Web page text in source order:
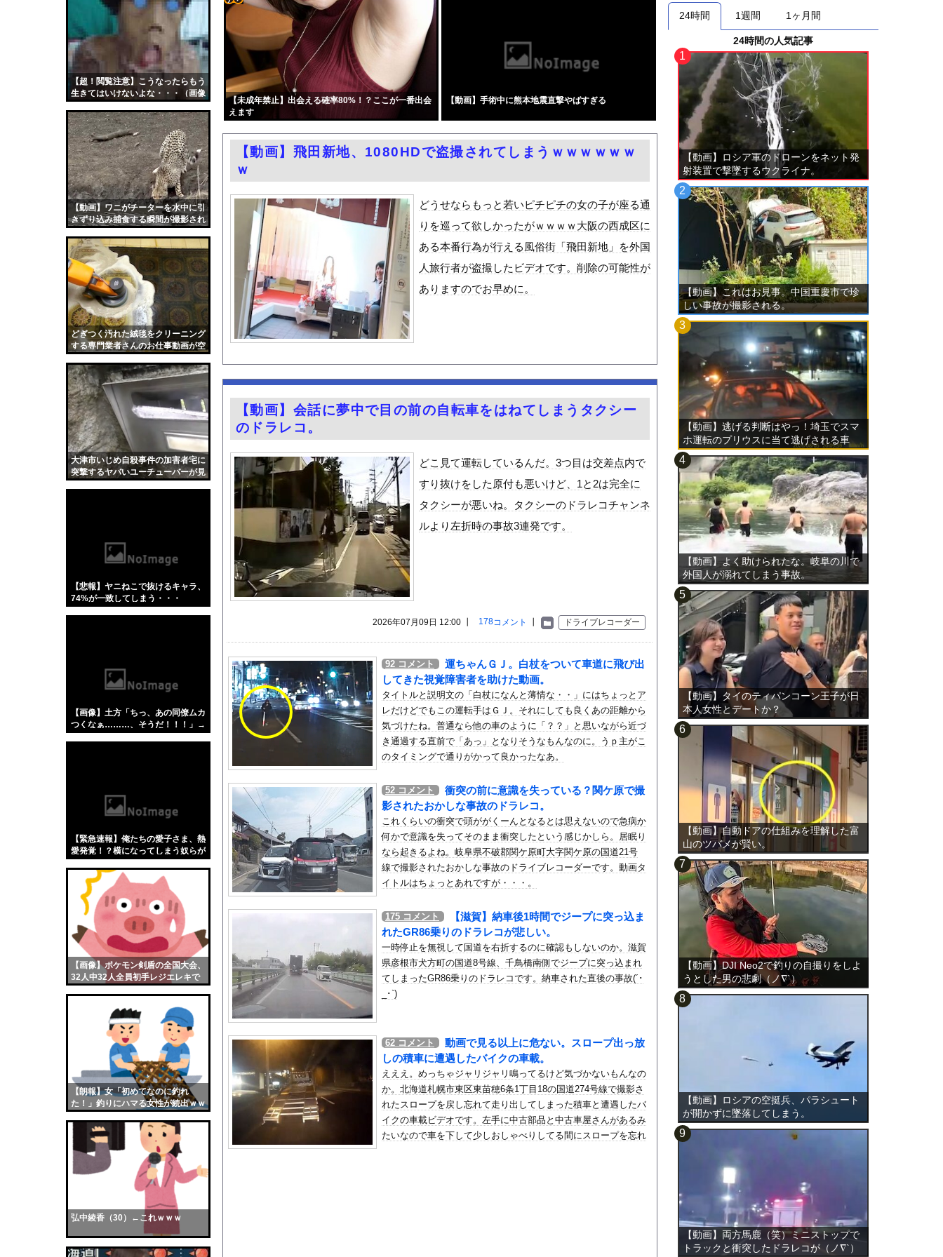
【超！閲覧注意】こうなったらもう
生きてはいけないよな・・・（画像
【動画】ワニがチーターを水中に引
きずり込み捕食する瞬間が撮影され
どぎつく汚れた絨毯をクリーニング
する専門業者さんのお仕事動画が空
大津市いじめ自殺事件の加害者宅に
突撃するヤバいユーチューバーが見
【悲報】ヤニねこで抜けるキャラ、
74%が一致してしまう・・・
【画像】土方「ちっ、あの同僚ムカ
つくなぁ………、そうだ！！！」→
【緊急速報】俺たちの愛子さま、熱
愛発覚！？横になってしまう奴らが
【画像】ポケモン剣盾の全国大会、
32人中32人全員初手レジエレキで
【朗報】女「初めてなのに釣れ
た！」釣りにハマる女性が続出ｗｗ
弘中綾香（30）←これｗｗｗ
【画像】みいちゃんと山田さん、日本の警察なめすぎで炎上ｗｗｗｗwｗｗｗｗｗｗｗｗｗ
中国の農村で横暴を働く官吏一家を殺害した男、指名手配されて警察が追跡するも農民が追い...
エロ漫画『黒髪女子をとにかく愛でたい』をrawやhitomiを使わずに無料で読む方法...
【悲報】国民民主党代表選、玉木雄一郎氏と30歳若手の一騎打ちへ → 榛葉幹事長の不出...
ビニールハウスからシャインマスカット約200房を盗んだ無職の男逮捕 岡山
【第4弾】FANZA「50％OFFキャンペーン」開催！遂に明日10時まで！まだ間に合...
富裕層の｢ペット離れ｣が止まらない・・・
「撃たれても撃っちゃイカン」警視庁OBが明かす拳銃使用の葛藤…河内長野「2発で射殺」...
元子役の紫堂るいの競泳水着おっぱいポロリ具合がエロい
【ニュース】韓国メディア「幻となった女性天皇。日本皇族に韓半島の男の血が入る可能性が...
中国「大豪雨！」三峡ダム「基礎部分破損」中国「全力放流！」台風13号「中国上陸予測」...
職場の人妻と不倫をして、ついに、、、
韓国国会、サッカー前代表監督を追及「なぜ負けたのか」
日本旅行キャンセルすべきか…1万年ぶり史上最大級の火山の兆し＝韓国の反応
うちのネコが目の前にいた。私が上に物を投げるフリをする → 猫はこうなります…
【長野】安曇野市と大町市で土砂崩落 山中の道路が寸断 宿泊客や登山客など計400人近...
萌え萌え可愛いグラドル佐々木萌香のエロ尻を堪能する旅行に行きたいよな！
【画像】男の娘で抜いたら濃いのが出た
【画像】イオンでカップヌードル詰め放題開催中www
誤って脳幹を摘出された女性､重篤な植物状態だが､意識は正常で何かを思考していると判明...
3大盆休みの害悪車「常時ハイビームマン」「車間ベタ付けマン」「法定速度絶対遵守マン」
シカさん 凄まじい食欲でひまわり畑を全滅させ福島県の祭りを中止に追い込む
齋藤陽アナ ベルトで締め付けられる胸元！！【GIF動画あり】
『薬屋のひとりごと』30話感想 診療所の女官からの呼び出し！水晶宮大荒れ！
シカ「全部喰った」 祭り中止
ガチの釣り初心者なんやが、始めるまでのロードマップ教えてくれ
井上晴美、乳首ヘアヌードや濡れ場おっぱいがエロ過ぎる！人生最後のラスト写真集、最高！...
【Xの車窓から】オービスかと思ったら野生の炊飯器で草 ほか
【衝撃】「かわいい虫」ランキング、ついに発表される
【盗撮】 日本の花嫁のウェディングドレス着替え動画、とんでもない神乳だと海外で話題に
【今はやってない】審判への性接待疑惑…大韓サッカー協会が声明「現在は一切発生していな...
【画像】 テレ朝の気象予報士さん、意外と小さかった
【J1第1節 柏×水戸】 柏は垣田先制弾＆小泉ミドルで新シーズンを白星スタート！後半...
バイトを終えて帰ろうとして携帯をロッカールームに忘れたのを思い出して戻った すると私...
『名探偵プリキュア！』28話感想 新たな怪盗、デッチ・アゲイン登場
琵琶湖三市同時花火大会、開催中止を発表 場所時刻不明・許可なし・交通整理なし・市が関...
医者「麻酔かけますよ」 ワイ（全身麻酔に耐えて見せる！うおおおおおお！！！！）→
世帯年収1000万「豊かな暮らしなんかできません！！！」他
ウクライナがモスクワに向けて初の弾道ミサイルを発射か？！
【画像】エチビデ女優さん、番組の企画でハッスルしすぎてしまうｗｗｗｗｗｗ
高崎春アナ お尻に下着が浮き出てしまうハプニング！！
【悲報】韓国、ロシアウクライナ戦争に参戦へ！！！
【朗報】スティーブ・ジョブズ、鎌倉仏教を発明する
トー横キッズ、大人に失望してしまう「具体的に何もしてくれなくて傷つく」
【画像】おまえらくんの机がこの女の子の椅子にされてたらｗｗｗ
【画像】この女優さん、可愛すぎる
【朗報】齋藤飛鳥、前屈みで完全に見えてる動画が拡散されてしまう…
海外「日本よ、お前がナンバーワンだ」 熊本地震直後の日本の対応のスピードに世界が衝撃
勇気を出して白人美女にチン凸したアジア人短小男
、爆笑されてしまうｗｗｗ
10年もの間浮気してた嫁。まさかと思い長男のDNA鑑定をするがいいな？と問うと、元嫁...
ウクライナ侵攻以降、ロシア軍兵士のHIV感染が2000％急増…ウクライナメディア！
【配信者】「金バエ」のSNS更新が1週間途絶え、様々な憶測が飛び交う。1週間ぶりの投...
【画像】女の子「危機管理フォーーーーム！！！」
【未成年禁止】出会える確率80%！？ここが一番出会
えます
【動画】手術中に熊本地震直撃やばすぎる
コテ
リン
- 固
ンク
自動
更新
【動画】飛田新地、1080HDで盗撮されてしまうｗｗｗｗｗｗ
ｗ
どうせならもっと若いピチピチの女の子が座る通
りを巡って欲しかったがｗｗｗｗ大阪の西成区に
ある本番行為が行える風俗街「飛田新地」を外国
人旅行者が盗撮したビデオです。削除の可能性が
ありますのでお早めに。
【動画】会話に夢中で目の前の自転車をはねてしまうタクシー
のドラレコ。
どこ見て運転しているんだ。3つ目は交差点内で
すり抜けをした原付も悪いけど、1と2は完全に
タクシーが悪いね。タクシーのドラレコチャンネ
ルより左折時の事故3連発です。
ドライブレコーダー
178コメント
2026年07月09日 12:00 ┃
92 コメント
運ちゃんＧＪ。白杖をついて車道に飛び出
してきた視覚障害者を助けた動画。
タイトルと説明文の「白杖になんと薄情な・・」にはちょっとア
レだけどでもこの運転手はＧＪ。それにしても良くあの距離から
気づけたね。普通なら他の車のように「？？」と思いながら近づ
き通過する直前で「あっ」となりそうなもんなのに。うｐ主がこ
のタイミングで通りがかって良かったなあ。
52 コメント
衝突の前に意識を失っている？関ケ原で撮
影されたおかしな事故のドラレコ。
これくらいの衝突で頭ががくーんとなるとは思えないので急病か
何かで意識を失ってそのまま衝突したという感じかしら。居眠り
なら起きるよね。岐阜県不破郡関ケ原町大字関ケ原の国道21号
線で撮影されたおかしな事故のドライブレコーダーです。動画タ
イトルはちょっとあれですが・・・。
175 コメント
【滋賀】納車後1時間でジープに突っ込ま
れたGR86乗りのドラレコが悲しい。
一時停止を無視して国道を右折するのに確認もしないのか。滋賀
県彦根市犬方町の国道8号線、千鳥橋南側でジープに突っ込まれ
てしまったGR86乗りのドラレコです。納車された直後の事故(´･
_･`)
62 コメント
動画で見る以上に危ない。スロープ出っ放
しの積車に遭遇したバイクの車載。
えええ。めっちゃジャリジャリ鳴ってるけど気づかないもんなの
か。北海道札幌市東区東苗穂6条1丁目18の国道274号線で撮影さ
れたスロープを戻し忘れて走り出してしまった積車と遭遇したバ
イクの車載ビデオです。左手に中古部品と中古車屋さんがあるみ
たいなので車を下して少しおしゃべりしてる間にスロープを忘れ
24時間 1週間 1ヶ月間
24時間の人気記事
【動画】ロシア軍のドローンをネット発
射装置で撃墜するウクライナ。
【動画】これはお見事。中国重慶市で珍
しい事故が撮影される。
【動画】逃げる判断はやっ！埼玉でスマ
ホ運転のプリウスに当て逃げされる車
載。
【動画】よく助けられたな。岐阜の川で
外国人が溺れてしまう事故。
【動画】タイのティパンコーン王子が日
本人女性とデートか？
【動画】自動ドアの仕組みを理解した富
山のツバメが賢い。
【動画】DJI Neo2で釣りの自撮りをしよ
うとした男の悲劇（ノ∇`）
【動画】ロシアの空挺兵、パラシュート
が開かずに墜落してしまう。
【動画】両方馬鹿（笑）ミニストップで
トラックと衝突したドラレコが（ノ∇`）